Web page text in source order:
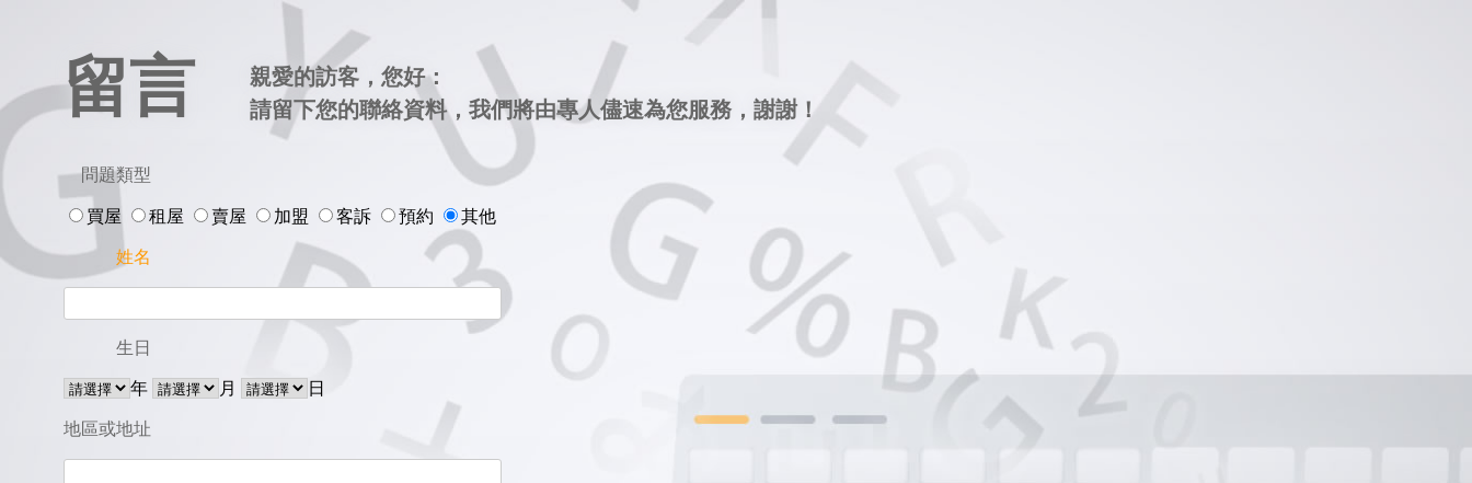
留言
親愛的訪客，您好：
請留下您的聯絡資料，我們將由專人儘速為您服務，謝謝！
問題類型
買屋 租屋 賣屋 加盟 客訴 預約 其他
姓名
生日
年 月 日
地區或地址